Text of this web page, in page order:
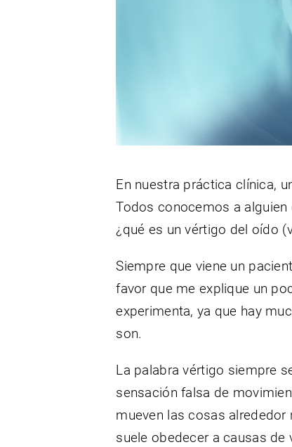
En nuestra práctica clínica,
Todos conocemos a
¿qué es un vértigo del oído
Siempre que viene un
favor que me explique un
experimenta, ya que hay
son.
La palabra vértigo siempre
sensación falsa de
mueven las cosas
suele obedecer a causas